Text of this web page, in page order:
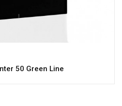
50 Green Line